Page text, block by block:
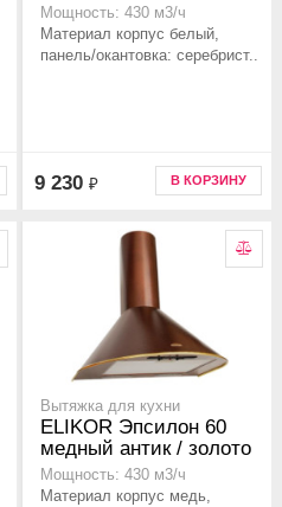
Мощность: 430 м3/ч
Материал корпус белый,
панель/окантовка: серебрист..
9 230 ₽ В КОРЗИНУ
Вытяжка для кухни
ELIKOR Эпсилон 60
медный антик / золото
Мощность: 430 м3/ч
Материал корпус медь,